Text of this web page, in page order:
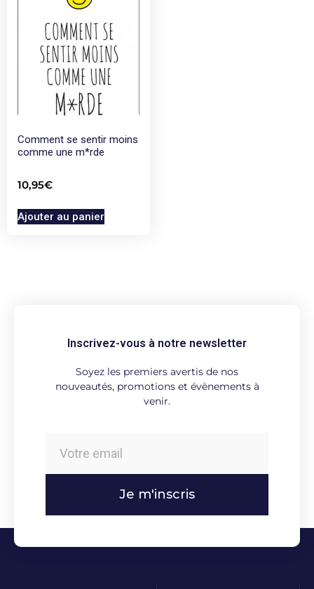
Comment se sentir moins
comme une m*rde
10,95€
Ajouter au panier
Inscrivez-vous à notre newsletter
Soyez les premiers avertis de nos
nouveautés, promotions et évènements à
venir.
Je m'inscris